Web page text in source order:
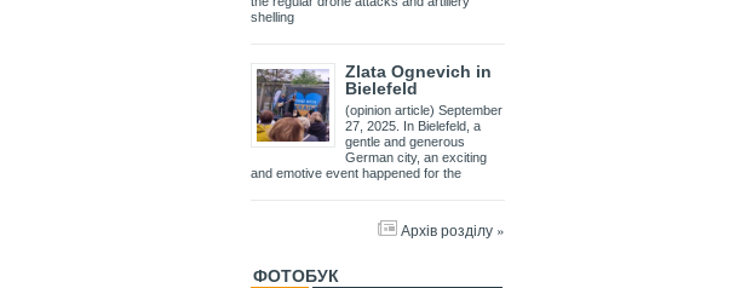
shelling
Zlata Ognevich in
Bielefeld
(opinion article) September
27, 2025. In Bielefeld, a
gentle and generous
German city, an exciting
and emotive event happened for the
Архів розділу »
ФОТОБУК